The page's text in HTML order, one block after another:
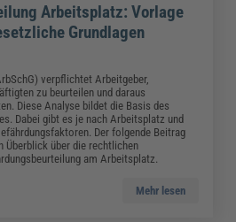
Arbeitsplatz: Vorlage
Grundlagen
verpflichtet Arbeitgeber,
zu beurteilen und daraus
Diese Analyse bildet die Basis des
Dabei gibt es je nach Arbeitsplatz und
Der folgende Beitrag
über die rechtlichen
am Arbeitsplatz.
Mehr lesen